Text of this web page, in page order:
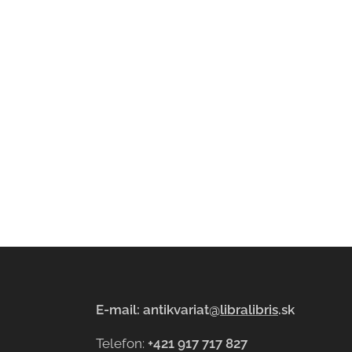
E-mail: antikvariat@libralibris.sk
Telefon: +421 917 717 827